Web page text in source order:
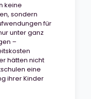
keine
sondern
für
unter ganz
–
hätten nicht
eine
ihrer Kinder